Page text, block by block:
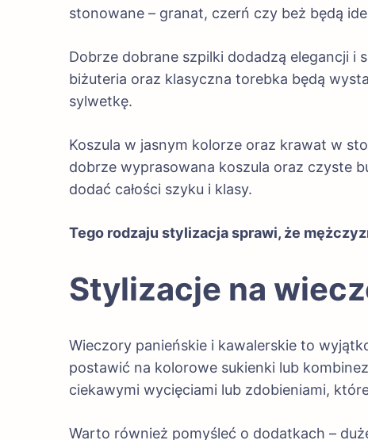
stonowane – granat, czerń czy beż będą
Dobrze dobrane szpilki dodadzą elegancji i
biżuteria oraz klasyczna torebka będą
sylwetkę.
Koszula w jasnym kolorze oraz krawat w
dobrze wyprasowana koszula oraz czyste
dodać całości szyku i klasy.
Tego rodzaju stylizacja sprawi, że
Stylizacje na
Wieczory panieńskie i kawalerskie to
postawić na kolorowe sukienki lub
ciekawymi wycięciami lub zdobieniami,
Warto również pomyśleć o dodatkach –